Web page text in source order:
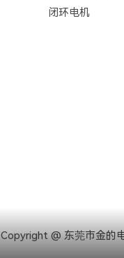
闭环电机
Copyright @ 东莞市金的